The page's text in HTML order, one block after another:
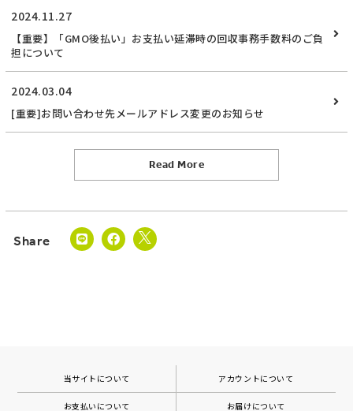
2024.11.27
【重要】「GMO後払い」お支払い延滞時の回収事務手数料のご負
担について
2024.03.04
[重要]お問い合わせ先メールアドレス変更のお知らせ
Read More
当サイトについて アカウントについて
お支払いについて お届けについて